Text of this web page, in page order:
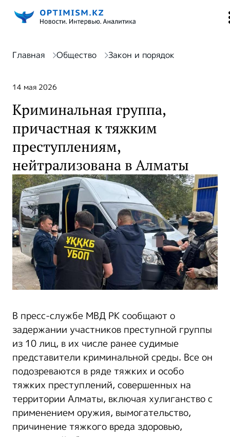
Главная Общество Закон и порядок
14 мая 2026
Криминальная группа,
причастная к тяжким
преступлениям,
нейтрализована в Алматы
В пресс-службе МВД РК сообщают о
задержании участников преступной группы
из 10 лиц, в их числе ранее судимые
представители криминальной среды. Все он
подозреваются в ряде тяжких и особо
тяжких преступлений, совершенных на
территории Алматы, включая хулиганство с
применением оружия, вымогательство,
причинение тяжкого вреда здоровью,